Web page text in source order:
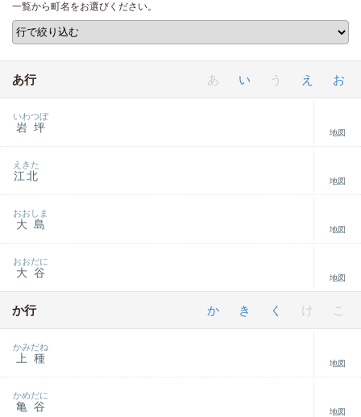
一覧から町名をお選びください。
あ行 あ い う え お
岩坪
いわつぼ
地図
江北
えきた
地図
大島
おおしま
地図
大谷
おおだに
地図
か行 か き く け こ
上種
かみだね
地図
亀谷
かめだに
地図